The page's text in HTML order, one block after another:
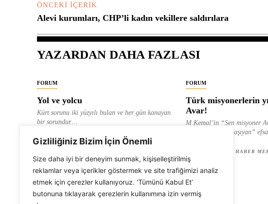
Gizliliğiniz Bizim İçin Önemli
Size daha iyi bir deneyim sunmak, kişiselleştirilmiş
reklamlar veya içerikler göstermek ve site trafiğimizi analiz
etmek için çerezler kullanıyoruz. ‘Tümünü Kabul Et’
butonuna tıklayarak çerezlerin kullanımına izin vermiş
ÖNCEKI İÇERIK
Alevi kurumları, CHP’li kadın vekillere saldırılara
YAZARDAN DAHA FAZLASI
FORUM
Yol ve yolcu
Kürt sorunu iki yüzyılı bulan ve her gün kanayan
bir sorundur....
FORUM
Türk misyonerlerin
Avar!
M.Kemal’in “Sen misyoner
ve “dağlara ışık taşıyan”
ALEVI GAZETESI HABER